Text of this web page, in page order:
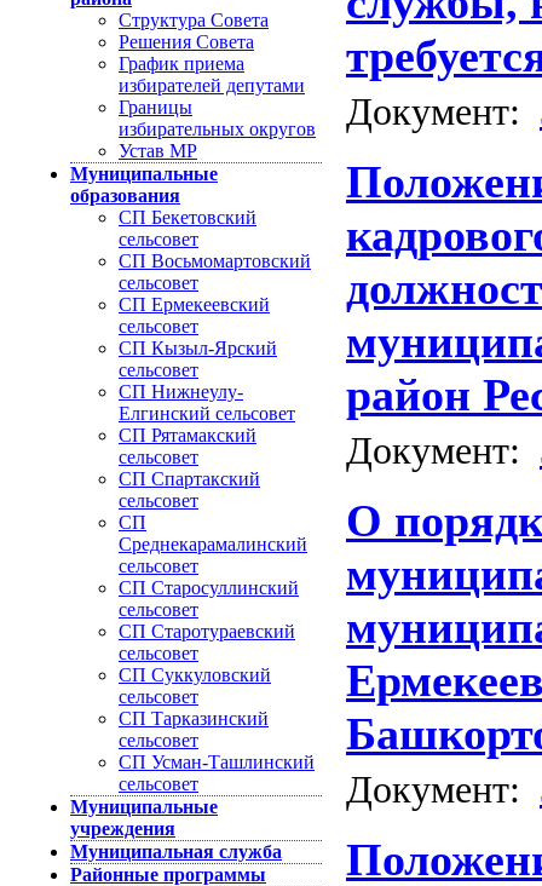
Структура Совета
Решения Совета
График приема
избирателей депутами
Границы
избирательных округов
Устав МР
Муниципальные
образования
СП Бекетовский
сельсовет
СП Восьмомартовский
сельсовет
СП Ермекеевский
сельсовет
СП Кызыл-Ярский
сельсовет
СП Нижнеулу-
Елгинский сельсовет
СП Рятамакский
сельсовет
СП Спартакский
сельсовет
СП
Среднекарамалинский
сельсовет
СП Старосуллинский
сельсовет
СП Старотураевский
сельсовет
СП Суккуловский
сельсовет
СП Тарказинский
сельсовет
СП Усман-Ташлинский
сельсовет
Муниципальные
учреждения
Муниципальная служба
Районные программы
Документ:
район
Документ:
О
Документ: